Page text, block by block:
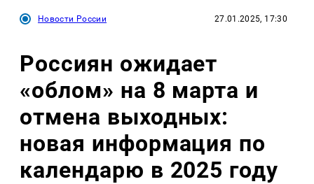
Новости России 27.01.2025, 17:30
Россиян ожидает
«облом» на 8 марта и
отмена выходных:
новая информация по
календарю в 2025 году